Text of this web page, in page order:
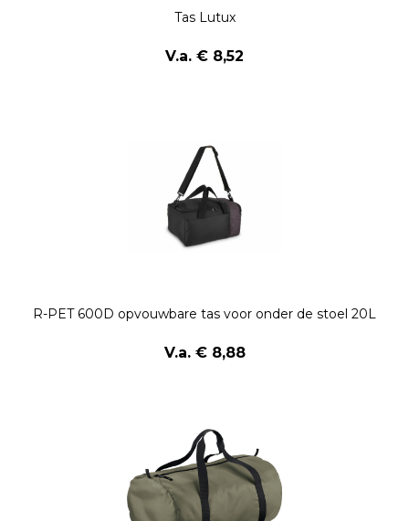
Tas Lutux
V.a. € 8,52
R-PET 600D opvouwbare tas voor onder de stoel 20L
V.a. € 8,88